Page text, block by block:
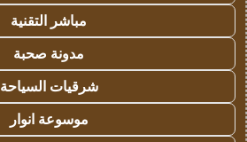
مباشر التقنية
مدونة صحبة
شرقيات السياحة
موسوعة انوار